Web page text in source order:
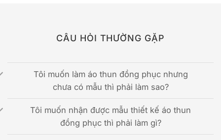
CÂU HỎI THƯỜNG GẶP
Tôi muốn làm áo thun đồng phục nhưng
chưa có mẫu thì phải làm sao?
Tôi muốn nhận được mẫu thiết kế áo thun
đồng phục thì phải làm gì?